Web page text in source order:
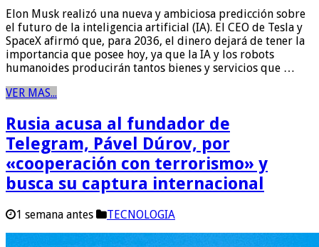
Elon Musk realizó una nueva y ambiciosa predicción sobre
el futuro de la inteligencia artificial (IA). El CEO de Tesla y
SpaceX afirmó que, para 2036, el dinero dejará de tener la
importancia que posee hoy, ya que la IA y los robots
humanoides producirán tantos bienes y servicios que …
VER MAS...
Rusia acusa al fundador de
Telegram, Pável Dúrov, por
«cooperación con terrorismo» y
busca su captura internacional
1 semana antes TECNOLOGIA